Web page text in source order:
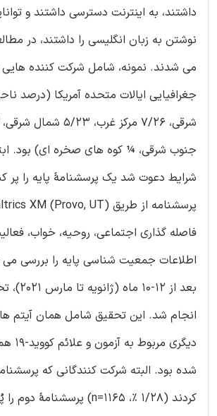
داشتند، به اینترنت دسترسی داشتند و
نوشتن به زبان انگلیسی را داشتند، در
می شدند. نمونه، شامل شرکت کننده هایی
جنوب شرقی، ¼ کوه های صخره ای) بود.
شرایط دعوت شد یک پرسشنامۀ پایه را پر
فاصله گذاری اجتماعی، روحیه، خواب،
اطلاعات جمعیت شناسی پایه را بررسی می
بعد از 12-
انجام شد. این تحقیق شامل همان آیتم ها
دیگری
شده بود. البته شرکت کنندگانی که پرسشنامۀ